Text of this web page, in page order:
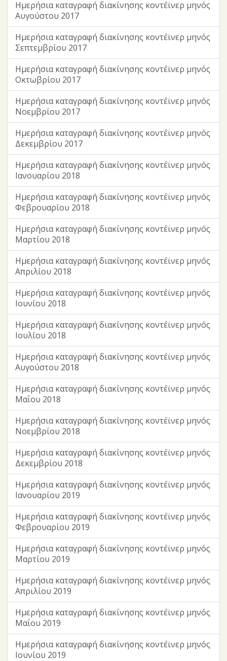
Ημερήσια καταγραφή διακίνησης κοντέϊνερ μηνός
Αυγούστου 2017
Ημερήσια καταγραφή διακίνησης κοντέϊνερ μηνός
Σεπτεμβρίου 2017
Ημερήσια καταγραφή διακίνησης κοντέϊνερ μηνός
Οκτωβρίου 2017
Ημερήσια καταγραφή διακίνησης κοντέϊνερ μηνός
Νοεμβρίου 2017
Ημερήσια καταγραφή διακίνησης κοντέϊνερ μηνός
Δεκεμβρίου 2017
Ημερήσια καταγραφή διακίνησης κοντέϊνερ μηνός
Ιανουαρίου 2018
Ημερήσια καταγραφή διακίνησης κοντέϊνερ μηνός
Φεβρουαρίου 2018
Ημερήσια καταγραφή διακίνησης κοντέϊνερ μηνός
Μαρτίου 2018
Ημερήσια καταγραφή διακίνησης κοντέϊνερ μηνός
Απριλίου 2018
Ημερήσια καταγραφή διακίνησης κοντέϊνερ μηνός
Ιουνίου 2018
Ημερήσια καταγραφή διακίνησης κοντέϊνερ μηνός
Ιουλίου 2018
Ημερήσια καταγραφή διακίνησης κοντέϊνερ μηνός
Αυγούστου 2018
Ημερήσια καταγραφή διακίνησης κοντέϊνερ μηνός
Μαΐου 2018
Ημερήσια καταγραφή διακίνησης κοντέϊνερ μηνός
Νοεμβρίου 2018
Ημερήσια καταγραφή διακίνησης κοντέϊνερ μηνός
Δεκεμβρίου 2018
Ημερήσια καταγραφή διακίνησης κοντέϊνερ μηνός
Ιανουαρίου 2019
Ημερήσια καταγραφή διακίνησης κοντέϊνερ μηνός
Φεβρουαρίου 2019
Ημερήσια καταγραφή διακίνησης κοντέϊνερ μηνός
Μαρτίου 2019
Ημερήσια καταγραφή διακίνησης κοντέϊνερ μηνός
Απριλίου 2019
Ημερήσια καταγραφή διακίνησης κοντέϊνερ μηνός
Μαΐου 2019
Ημερήσια καταγραφή διακίνησης κοντέϊνερ μηνός
Ιουνίου 2019